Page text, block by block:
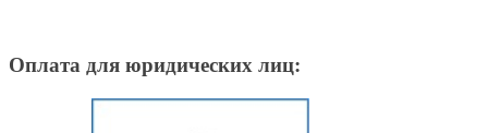
Оплата для юридических лиц: